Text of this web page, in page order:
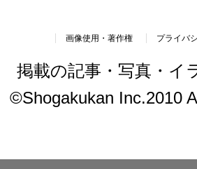
画像使用・著作権 プライバ
掲載の記事・写真・イ
©Shogakukan Inc.2010